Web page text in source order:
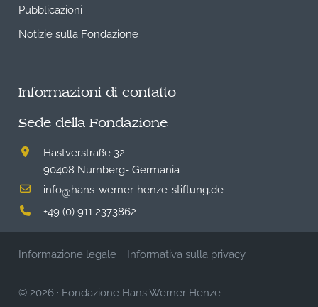
Pubblicazioni
Notizie sulla Fondazione
Informazioni di contatto
Sede della Fondazione
Hastverstraße 32
90408 Nürnberg- Germania
info@hans-werner-henze-stiftung.de
+49 (0) 911 2373862
Informazione legale Informativa sulla privacy
© 2026 · Fondazione Hans Werner Henze